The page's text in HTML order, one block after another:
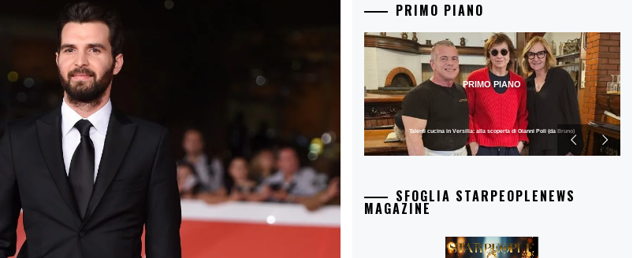
PRIMO PIANO
Talenti cucina in Versilia: alla scoperta di Gianni Poli (da Bruno)
PRIMO PIANO
SFOGLIA STARPEOPLENEWS
MAGAZINE